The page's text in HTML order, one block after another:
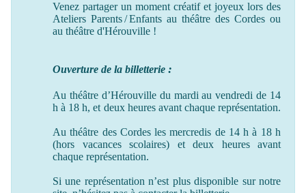
Venez partager un moment créatif et joyeux lors des
Ateliers Parents / Enfants au théâtre des Cordes ou
au théâtre d'Hérouville !
Ouverture de la billetterie :
Au théâtre d’Hérouville du mardi au vendredi de 14
h à 18 h, et deux heures avant chaque représentation.
Au théâtre des Cordes les mercredis de 14 h à 18 h
(hors vacances scolaires) et deux heures avant
chaque représentation.
Si une représentation n’est plus disponible sur notre